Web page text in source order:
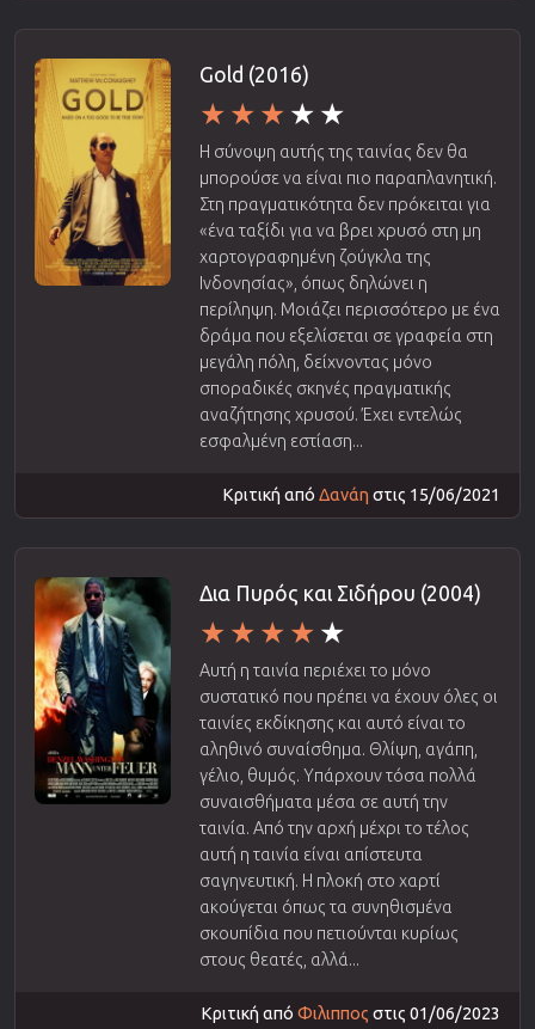
Gold (2016)
Η σύνοψη αυτής της ταινίας δεν θα
μπορούσε να είναι πιο παραπλανητική.
Στη πραγματικότητα δεν πρόκειται για
«ένα ταξίδι για να βρει χρυσό στη μη
χαρτογραφημένη ζούγκλα της
Ινδονησίας», όπως δηλώνει η
περίληψη. Μοιάζει περισσότερο με ένα
δράμα που εξελίσεται σε γραφεία στη
μεγάλη πόλη, δείχνοντας μόνο
σποραδικές σκηνές πραγματικής
αναζήτησης χρυσού. Έχει εντελώς
εσφαλμένη εστίαση...
Κριτική από Δανάη στις 15/06/2021
Δια Πυρός και Σιδήρου (2004)
Αυτή η ταινία περιέχει το μόνο
συστατικό που πρέπει να έχουν όλες οι
ταινίες εκδίκησης και αυτό είναι το
αληθινό συναίσθημα. Θλίψη, αγάπη,
γέλιο, θυμός. Υπάρχουν τόσα πολλά
συναισθήματα μέσα σε αυτή την
ταινία. Από την αρχή μέχρι το τέλος
αυτή η ταινία είναι απίστευτα
σαγηνευτική. Η πλοκή στο χαρτί
ακούγεται όπως τα συνηθισμένα
σκουπίδια που πετιούνται κυρίως
στους θεατές, αλλά...
Κριτική από Φιλιππος στις 01/06/2023